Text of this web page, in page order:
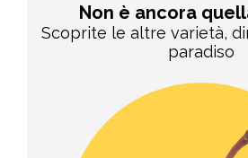
Non è ancora
Scoprite le altre varietà,
paradiso